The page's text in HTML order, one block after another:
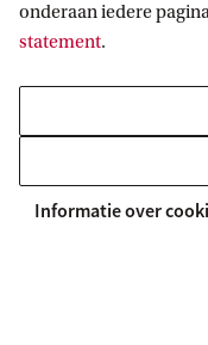
Masterstudiekiezers
Journalisten
Schooldecanen en
Direct naar
Vacatures
Doneren
Contact
UvA op social media
onderaan iedere
statement.
Informatie over